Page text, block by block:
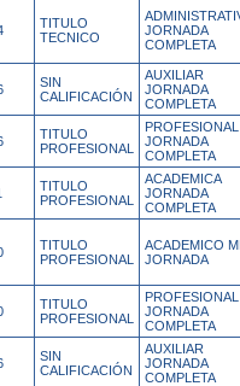
TITULO
TECNICO
JORNADA
COMPLETA
SIN
CALIFICACIÓN
AUXILIAR
JORNADA
COMPLETA
TITULO
PROFESIONAL
PROFESIONAL
JORNADA
COMPLETA
TITULO
PROFESIONAL
ACADEMICA
JORNADA
COMPLETA
TITULO
PROFESIONAL
ACADEMICO
JORNADA
TITULO
PROFESIONAL
PROFESIONAL
JORNADA
COMPLETA
SIN
CALIFICACIÓN
AUXILIAR
JORNADA
COMPLETA